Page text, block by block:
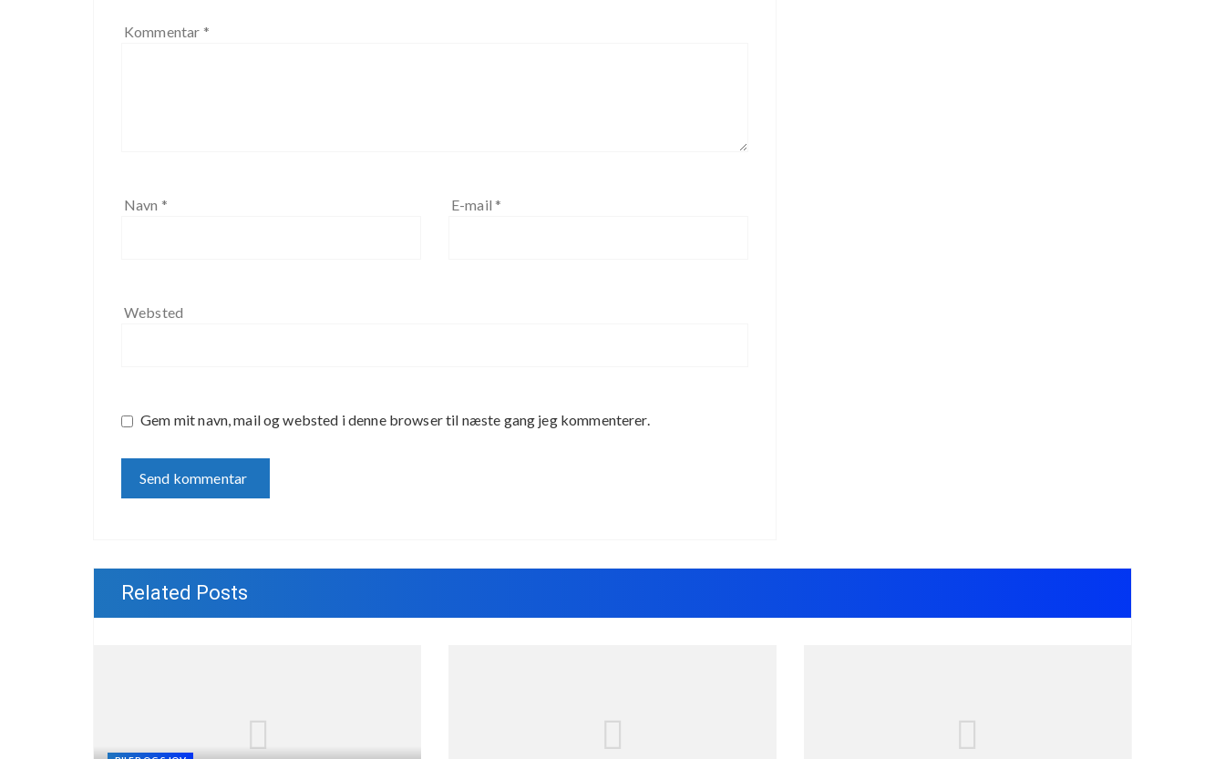
Kommentar *
Navn * E-mail *
Websted
Gem mit navn, mail og websted i denne browser til næste gang jeg kommenterer.
Related Posts